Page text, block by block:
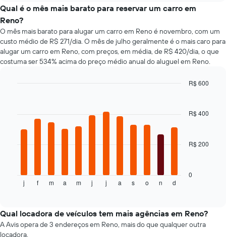
o
preço
de
um
carro
alugado
varia
data
tem
exibindo
o
Qual é o mês mais barato para reservar um carro em
Reno?
O mês mais barato para alugar um carro em Reno é novembro, com um
custo médio de R$ 271/dia. O mês de julho geralmente é o mais caro para
alugar um carro em Reno, com preços, em média, de R$ 420/dia, o que
costuma ser 534% acima do preço médio anual do aluguel em Reno.
seguir
exibe
médio
de
um
j f m a m j j a s o n d
0
R$ 200
R$ 400
R$ 600
Qual locadora de veículos tem mais agências em Reno?
A Avis opera de 3 endereços em Reno, mais do que qualquer outra
locadora.